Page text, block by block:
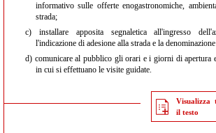
informativo sulle offerte enogastronomiche,
strada;
c) installare apposita segnaletica all'ingresso
l'indicazione di adesione alla strada e la
d) comunicare al pubblico gli orari e i giorni di
in cui si effettuano le visite guidate.
Visualizza
il testo